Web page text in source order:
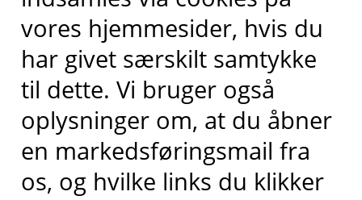
vores hjemmesider, hvis du
har givet særskilt samtykke
til dette. Vi bruger også
oplysninger om, at du åbner
en markedsføringsmail fra
os, og hvilke links du klikker